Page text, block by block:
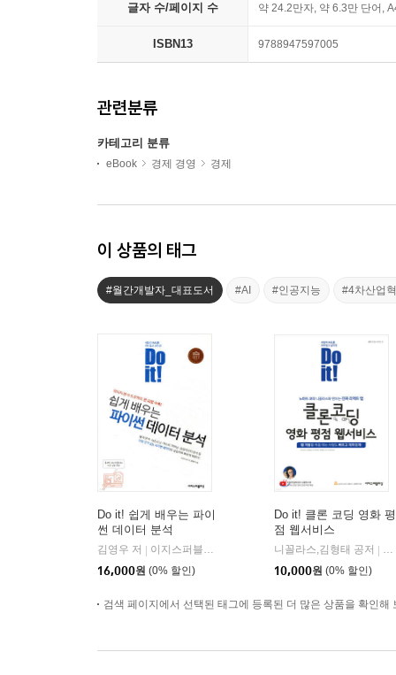
글자 수/페이지 수 약 24.2만자, 약 6.3만 단어,
ISBN13 9788947597005
관련분류
카테고리 분류
eBook 경제 경영 경제
이 상품의 태그
#월간개발자_대표도서 #AI #인공지능 #4차산업
Do it! 쉽게 배우는 파이
썬 데이터 분석
김영우 저
이지스퍼블리싱 (주)
16,000원 (0% 할인)
Do it! 클론 코딩 영화 평
점 웹서비스
니꼴라스,김형태 공저
이
10,000원 (0% 할인)
검색 페이지에서 선택된 태그에 등록된 더 많은 상품을 확인해